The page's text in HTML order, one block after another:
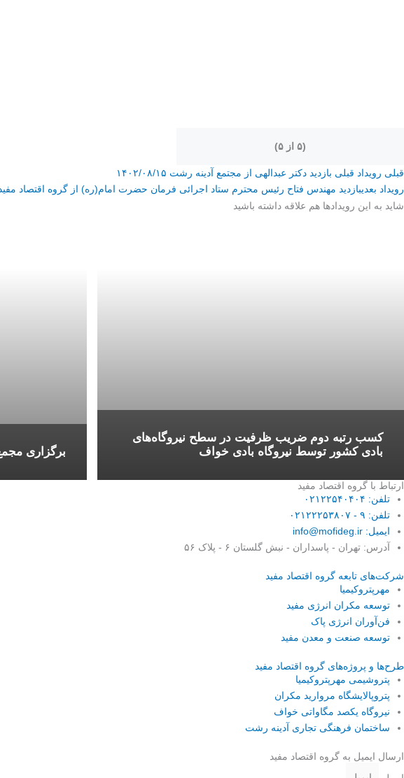
(۵ از ۵)
قبلی رویداد قبلی بازدید دکتر عبدالهی از مجتمع آدینه رشت ۱۴۰۲/۰۸/۱۵
رویداد بعدیبازدید مهندس فتاح رئیس محترم ستاد اجرائی فرمان حضرت امام(ره) از گروه اقتصاد مفید
شاید به این رویداد‌ها هم علاقه داشته باشید
کسب رتبه دوم ضریب ظرفیت در سطح نیروگاه‌های
بادی کشور توسط نیروگاه بادی خواف
برگزاری
ارتباط با گروه اقتصاد مفید
تلفن: ۰۲۱۲۲۵۴۰۴۰۴
تلفن: ۹ - ۰۲۱۲۲۲۵۳۸۰۷
ایمیل: info@mofideg.ir
آدرس: تهران - پاسداران - نبش گلستان ۶ - پلاک ۵۶
شرکت‌های تابعه گروه اقتصاد مفید
مهرپتروکیمیا
توسعه مکران انرژی مفید
فن‌آوران انرژی پاک
توسعه صنعت و معدن مفید
طرح‌ها و پروژه‌های گروه اقتصاد مفید
پتروشیمی مهرپتروکیمیا
پتروپالایشگاه مروارید مکران
نیروگاه یکصد مگاواتی خواف
ساختمان فرهنگی تجاری آدینه رشت
ارسال ایمیل به گروه اقتصاد مفید